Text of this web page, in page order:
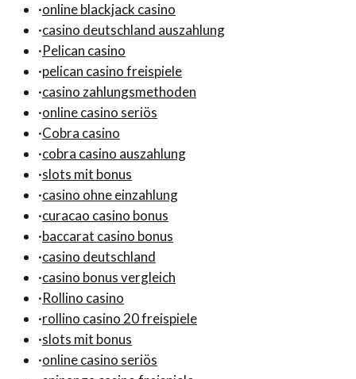
·online blackjack casino
·casino deutschland auszahlung
·Pelican casino
·pelican casino freispiele
·casino zahlungsmethoden
·online casino seriös
·Cobra casino
·cobra casino auszahlung
·slots mit bonus
·casino ohne einzahlung
·curacao casino bonus
·baccarat casino bonus
·casino deutschland
·casino bonus vergleich
·Rollino casino
·rollino casino 20 freispiele
·slots mit bonus
·online casino seriös